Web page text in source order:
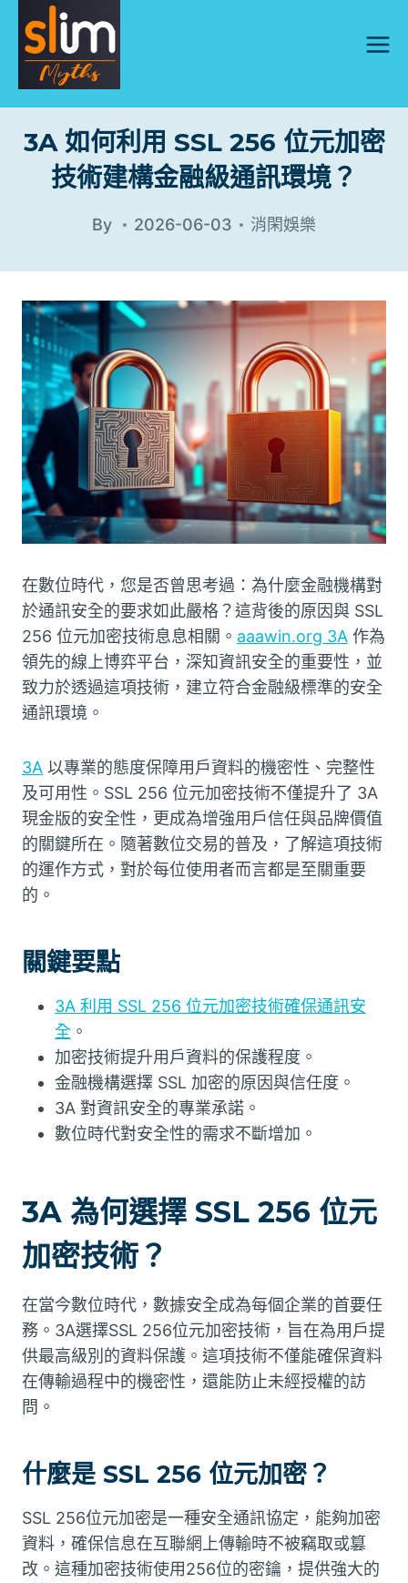
content
3A 如何利用 SSL 256 位元加密
技術建構金融級通訊環境？
By 2026-06-03 消閑娛樂
在數位時代，您是否曾思考過：為什麼金融機構對
於通訊安全的要求如此嚴格？這背後的原因與 SSL
256 位元加密技術息息相關。 aaawin.org 3A 作為
領先的線上博弈平台，深知資訊安全的重要性，並
致力於透過這項技術，建立符合金融級標準的安全
通訊環境。
3A 以專業的態度保障用戶資料的機密性、完整性
及可用性。SSL 256 位元加密技術不僅提升了 3A
現金版的安全性，更成為增強用戶信任與品牌價值
的關鍵所在。隨著數位交易的普及，了解這項技術
的運作方式，對於每位使用者而言都是至關重要
的。
關鍵要點
3A 利用 SSL 256 位元加密技術確保通訊安
全 。
加密技術提升用戶資料的保護程度。
金融機構選擇 SSL 加密的原因與信任度。
3A 對資訊安全的專業承諾。
數位時代對安全性的需求不斷增加。
3A 為何選擇 SSL 256 位元
加密技術？
在當今數位時代，數據安全成為每個企業的首要任
務。3A選擇SSL 256位元加密技術，旨在為用戶提
供最高級別的資料保護。這項技術不僅能確保資料
在傳輸過程中的機密性，還能防止未經授權的訪
問。
什麼是 SSL 256 位元加密？
SSL 256位元加密是一種安全通訊協定，能夠加密
資料，確保信息在互聯網上傳輸時不被竊取或篡
改。這種加密技術使用256位的密鑰，提供強大的